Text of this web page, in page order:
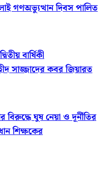
গণঅভ্যুত্থান দিবস পালিত
বার্ষিকী
সাজ্জাদের কবর জিয়ারত
বিরুদ্ধে ঘুষ নেয়া ও দূর্নীতির
শিক্ষকের